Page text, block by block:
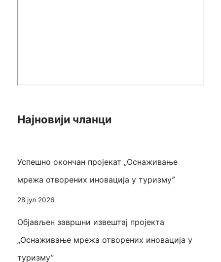
Најновији чланци
Успешно окончан пројекат „Оснаживање
мрежа отворених иновација у туризмуˮ
28 јул 2026
Објављен завршни извештај пројекта
„Оснаживање мрежа отворених иновација у
туризму”